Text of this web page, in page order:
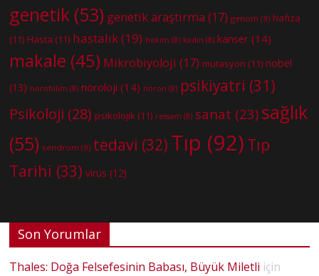
genetik (53) genetik araştırma (17) genom (9) hafıza
(11) Hasta (11) hastalık(19) hekim (8) kadın (8) kanser (14)
makale (45) Mikrobiyoloji (17) mutasyon (11) nobel
(13) nörobilim (8) nöroloji (14) nöron (8) psikiyatri (31)
Psikoloji (28) psikolojik (11) ressam (8) sanat (23) sağlık
(55) sendrom (9) tedavi (32) Tıp (92) Tıp
Tarihi (33) virüs (12)
Son Yorumlar
Thales: Doğa Felsefesinin Babası, Büyük Miletli için